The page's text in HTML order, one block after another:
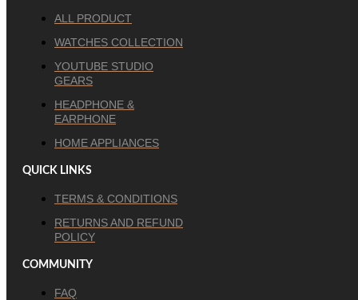
ALL PRODUCT
WATCHES COLLECTION
YOUTUBE STUDIO
GEARS
HEADPHONE &
EARPHONE
HOME APPLIANCES
QUICK LINKS
TERMS & CONDITIONS
RETURNS AND REFUND
POLICY
COMMUNITY
FAQ